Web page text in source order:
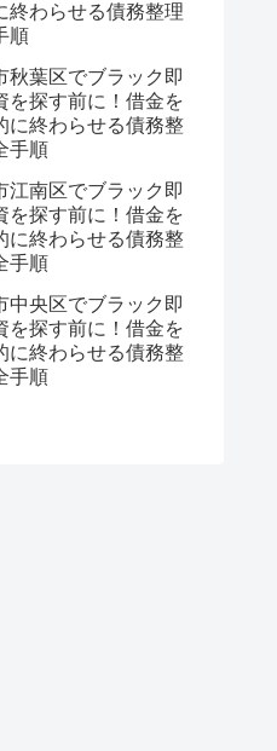
終わらせる債務整理
順
秋葉区でブラック即
を探す前に！借金を
に終わらせる債務整
手順
江南区でブラック即
を探す前に！借金を
に終わらせる債務整
手順
中央区でブラック即
を探す前に！借金を
に終わらせる債務整
手順